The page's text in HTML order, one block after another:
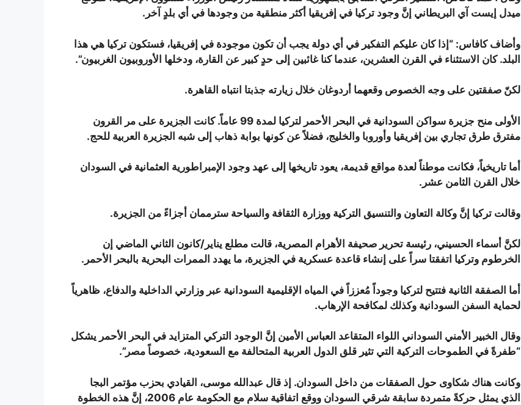
ميدل إيست آي البريطاني إنَّ وجود تركيا في إفريقيا أكثر منطقية من وجودها في أي بلدٍ آخر.
وأضاف كافاس: “إذا كان عليكم التفكير في أي دولة يجب أن تكون موجودة في إفريقيا، فستكون تركيا هي هذا
البلد. كان الاستثناء في القرن العشرين، عندما كنا غائبين إلى حدٍ كبير عن القارة، ودخلها الأوروبيون الغربيون”.
لكنّ صفقتين على وجه الخصوص وقعهما أردوغان خلال زيارته جذبتا انتباه القاهرة.
الأولى منح جزيرة سواكن السودانية في البحر الأحمر لتركيا لمدة 99 عاماً. كانت الجزيرة على مر القرون
مفترق طرق تجاري بين إفريقيا وأوروبا والخليج، فضلاً عن كونها بوابة ذهاب إلى شبه الجزيرة العربية للحج.
أما تاريخياً، فكانت موطناً لعدة مواقع قديمة، يعود تاريخها إلى عهد وجود الإمبراطورية العثمانية في السودان
خلال القرن الثامن عشر.
وقالت تركيا إنَّ وكالة التعاون والتنسيق التركية ووزارة الثقافة والسياحة سترممان أجزاءً من الجزيرة.
لكنَّ أسماء الحسيني، رئيسة تحرير صحيفة الأهرام المصرية، قالت مطلع يناير/كانون الثاني الماضي إن
الخرطوم وتركيا اتفقتا سراً على إنشاء قاعدة عسكرية في الجزيرة، ما يهدد الممرات البحرية بالبحر الأحمر.
أما الصفقة الثانية فتتيح لتركيا وجوداً مُعززاً في المياه الإقليمية السودانية عبر وزارتي الداخلية والدفاع، ظاهرياً
لحماية السفن السودانية وكذلك لمكافحة الإرهاب.
وقال الخبير الأمني السوداني اللواء المتقاعد العباس الأمين إنَّ الوجود التركي المتزايد في البحر الأحمر يشكل
“طفرةً في الطموحات التركية التي تثير قلق الدول العربية المتحالفة مع السعودية، خصوصاً مصر”.
وكانت هناك شكاوى حول الصفقات من داخل السودان. إذ قال عبدالله موسى، القيادي بحزب مؤتمر البجا
الذي يمثل حركةً متمردة سابقة شرقي السودان ووقع اتفاقية سلام مع الحكومة عام 2006، إنَّ هذه الخطوة